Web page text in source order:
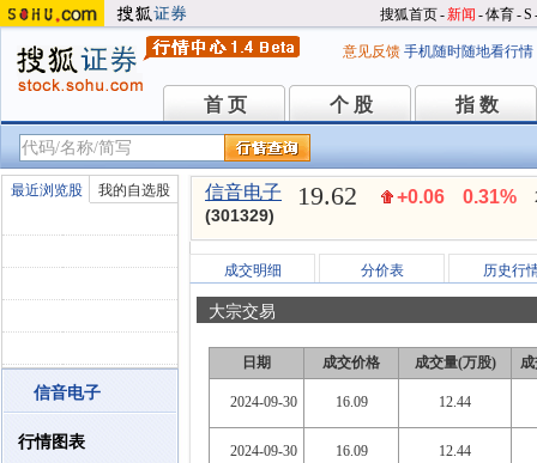
搜狐首页-新闻 -体育-S
意见反馈 手机随时随地看行情
首 页
首 页 个 股
个 股 指 数
指 数
最近浏览股 我的自选股
信音电子
行情图表
信音电子
(301329)
19.62 +0.06 0.31%
成交明细 分价表 历史行
大宗交易
日期 成交价格 成交量(万股)
2024-09-30 16.09 12.44
2024-09-30 16.09 12.44